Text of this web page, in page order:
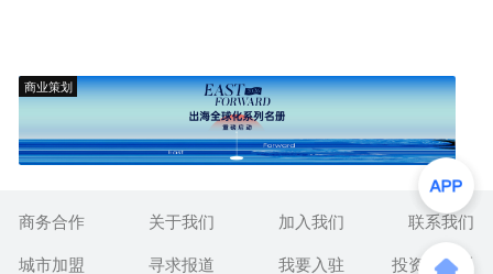
商业策划
商务合作 关于我们 加入我们
联系我们
城市加盟
寻求报道 我要入驻 投资者关系